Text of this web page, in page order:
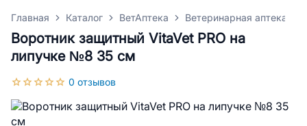
Главная Каталог ВетАптека Ветеринарная аптека
Воротник защитный VitaVet PRO на
липучке №8 35 см
0 отзывов